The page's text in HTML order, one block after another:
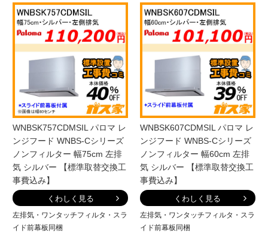
WNBSK757CDMSIL パロマ レ
ンジフード WNBS-Cシリーズ
ノンフィルター 幅75cm 左排
気 シルバー 【標準取替交換工
事費込み】
くわしく見る
左排気・ワンタッチフィルタ・スラ
イド前幕板同梱
WNBSK607CDMSIL パロマ レ
ンジフード WNBS-Cシリーズ
ノンフィルター 幅60cm 左排
気 シルバー 【標準取替交換工
事費込み】
くわしく見る
左排気・ワンタッチフィルタ・スラ
イド前幕板同梱